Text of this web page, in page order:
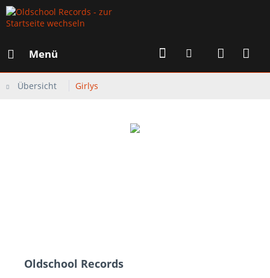
Menü
Übersicht Girlys
Oldschool Records